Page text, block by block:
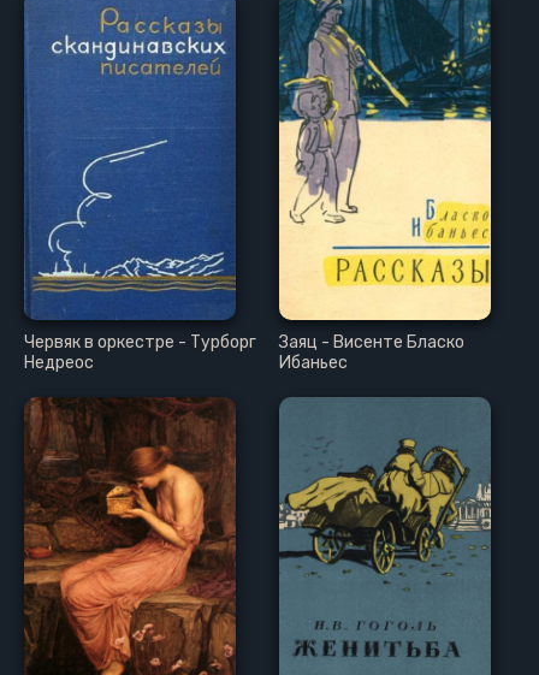
Червяк в оркестре - Турборг
Недреос
Заяц - Висенте Бласко
Ибаньес